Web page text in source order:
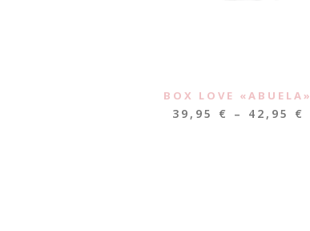
BOX LOVE «ABUELA»
39,95 € – 42,95 €